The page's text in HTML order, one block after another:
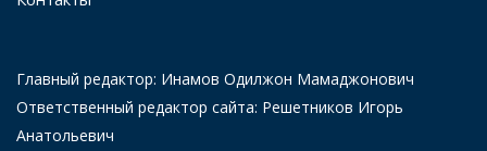
Главный редактор: Инамов Одилжон Мамаджонович
Ответственный редактор сайта: Решетников Игорь
Анатольевич